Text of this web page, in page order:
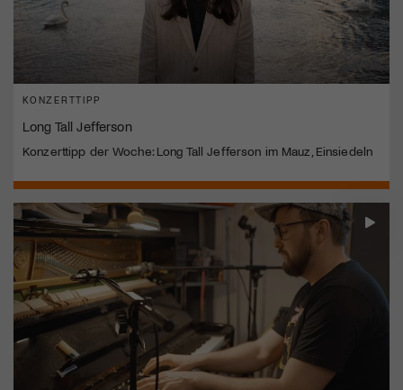
KONZERTTIPP
Long Tall Jefferson
Konzerttipp der Woche: Long Tall Jefferson im Mauz, Einsiedeln